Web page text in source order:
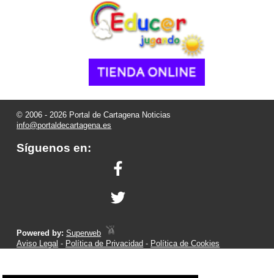
© 2006 - 2026 Portal de Cartagena Noticias
info@portaldecartagena.es
Síguenos en:
Powered by:Superweb
Aviso Legal - Política de Privacidad - Política de Cookies